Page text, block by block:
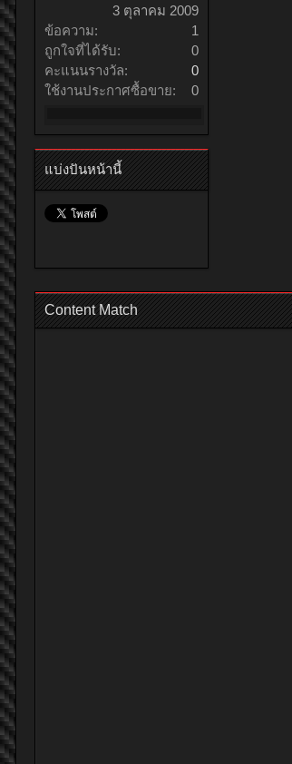
3 ตุลาคม 2009
ข้อความ:
1
ถูกใจที่ได้รับ:
0
คะแนนรางวัล:
0
ใช้งานประกาศซื้อขาย:
0
แบ่งปันหน้านี้
Content Match